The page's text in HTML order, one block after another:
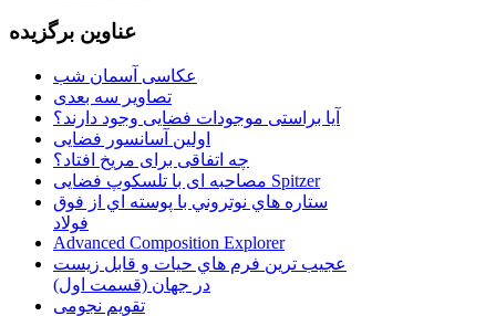
عناوین برگزیده
عکاسی آسمان شب
تصاویر سه بعدی
آیا براستی موجودات فضایی وجود دارند؟
اولین آسانسور فضایی
چه اتفاقی برای مریخ افتاد؟
مصاحبه ای با تلسکوپ فضایی Spitzer
ستاره هاي نوتروني با پوسته اي از فوق
فولاد
Advanced Composition Explorer
عجیب ترین فرم هاي حيات و قابل زيست
در جهان (قسمت اول)
تقویم نجومی